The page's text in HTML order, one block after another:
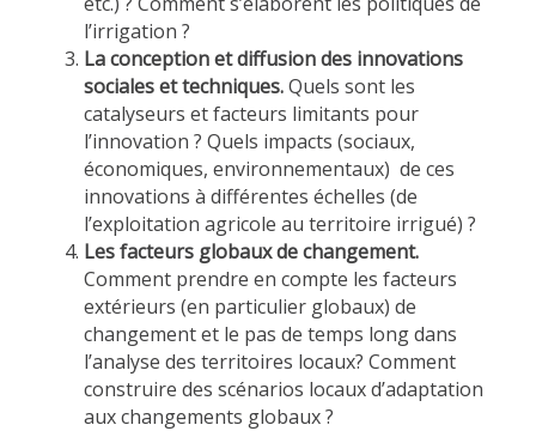
l’irrigation ?
La conception et diffusion des innovations
sociales et techniques.Quels sont les
catalyseurs et facteurs limitants pour
l’innovation ? Quels impacts (sociaux,
économiques, environnementaux) de ces
innovations à différentes échelles (de
l’exploitation agricole au territoire irrigué) ?
Les facteurs globaux de changement.
Comment prendre en compte les facteurs
extérieurs (en particulier globaux) de
changement et le pas de temps long dans
l’analyse des territoires locaux? Comment
construire des scénarios locaux d’adaptation
aux changements globaux ?